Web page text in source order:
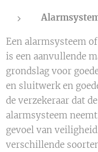
Een alarmsysteem
is een aanvullende
grondslag voor
en sluitwerk en
de verzekeraar dat
alarmsysteem
gevoel van
verschillende